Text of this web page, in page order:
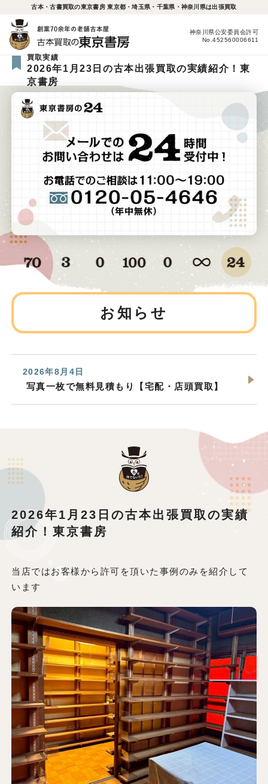
古本・古書買取の東京書房 東京都・埼玉県・千葉県・神奈川県は出張買取
神奈川県公安委員会許可
No.452560006611
買取実績
2026年1月23日の古本出張買取の実績紹介！東
京書房
お知らせ
2026年8月4日
写真一枚で無料見積もり【宅配・店頭買取】
2026年1月23日の古本出張買取の実績
紹介！東京書房
当店ではお客様から許可を頂いた事例のみを紹介して
います